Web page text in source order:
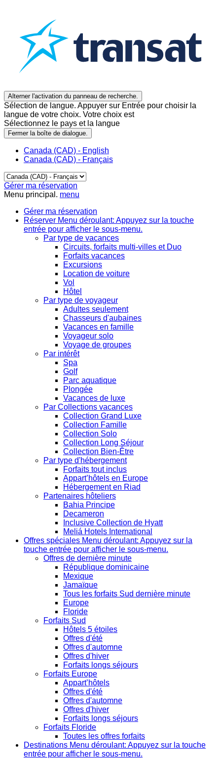
Alterner l'activation du panneau de recherche.
Sélection de langue. Appuyer sur Entrée pour choisir la
langue de votre choix. Votre choix est
Sélectionnez le pays et la langue
Fermer la boîte de dialogue.
Canada (CAD) - English
Canada (CAD) - Français
Gérer ma réservation
Menu principal. menu
Gérer ma réservation
Réserver Menu déroulant: Appuyez sur la touche
entrée pour afficher le sous-menu.
Par type de vacances
Circuits, forfaits multi-villes et Duo
Forfaits vacances
Excursions
Location de voiture
Vol
Hôtel
Par type de voyageur
Adultes seulement
Chasseurs d'aubaines
Vacances en famille
Voyageur solo
Voyage de groupes
Par intérêt
Spa
Golf
Parc aquatique
Plongée
Vacances de luxe
Par Collections vacances
Collection Grand Luxe
Collection Famille
Collection Solo
Collection Long Séjour
Collection Bien-Être
Par type d'hébergement
Forfaits tout inclus
Appart’hôtels en Europe
Hébergement en Riad
Partenaires hôteliers
Bahia Principe
Decameron
Inclusive Collection de Hyatt
Meliá Hotels International
Offres spéciales Menu déroulant: Appuyez sur la
touche entrée pour afficher le sous-menu.
Offres de dernière minute
République dominicaine
Mexique
Jamaïque
Tous les forfaits Sud dernière minute
Europe
Floride
Forfaits Sud
Hôtels 5 étoiles
Offres d'été
Offres d'automne
Offres d'hiver
Forfaits longs séjours
Forfaits Europe
Appart’hôtels
Offres d'été
Offres d'automne
Offres d'hiver
Forfaits longs séjours
Forfaits Floride
Toutes les offres forfaits
Destinations Menu déroulant: Appuyez sur la touche
entrée pour afficher le sous-menu.